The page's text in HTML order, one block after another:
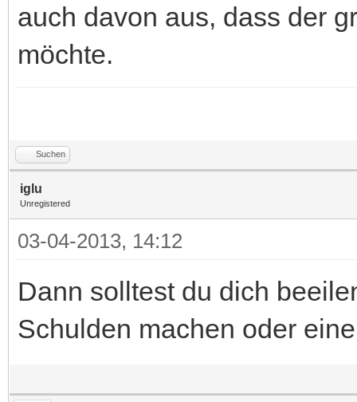
auch davon aus, dass der
möchte.
Suchen
iglu
Unregistered
03-04-2013, 14:12
Dann solltest du dich
Schulden machen oder